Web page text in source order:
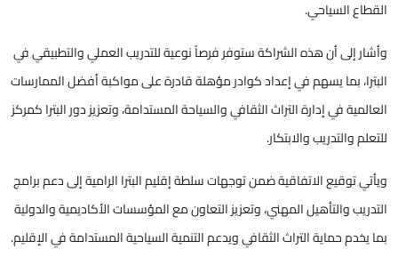
القطاع السياحي.
وأشار إلى أن هذه الشراكة ستوفر فرصاً نوعية للتدريب العملي والتطبيقي في
البترا، بما يسهم في إعداد كوادر مؤهلة قادرة على مواكبة أفضل الممارسات
العالمية في إدارة التراث الثقافي والسياحة المستدامة، وتعزيز دور البترا كمركز
للتعلم والتدريب والابتكار.
ويأتي توقيع الاتفاقية ضمن توجهات سلطة إقليم البترا الرامية إلى دعم برامج
التدريب والتأهيل المهني، وتعزيز التعاون مع المؤسسات الأكاديمية والدولية
بما يخدم حماية التراث الثقافي ويدعم التنمية السياحية المستدامة في الإقليم.